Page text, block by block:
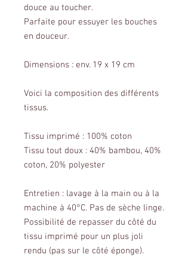
douce au toucher.
Parfaite pour essuyer les bouches
en douceur.
Dimensions : env. 19 x 19 cm
Voici la composition des différents
tissus.
Tissu imprimé : 100% coton
Tissu tout doux : 40% bambou, 40%
coton, 20% polyester
Entretien : lavage à la main ou à la
machine à 40°C. Pas de sèche linge.
Possibilité de repasser du côté du
tissu imprimé pour un plus joli
rendu (pas sur le côté éponge).